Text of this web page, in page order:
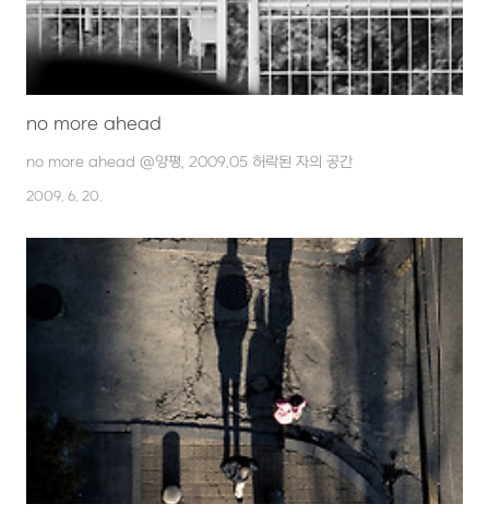
no more ahead
no more ahead @양평, 2009.05 허락된 자의 공간
2009. 6. 20.